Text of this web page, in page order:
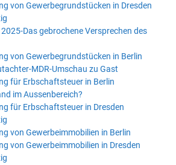
von Gewerbegrundstücken in Dresden
Das gebrochene Versprechen des
von Gewerbegrundstücken in Berlin
MDR-Umschau zu Gast
für Erbschaftsteuer in Berlin
im Aussenbereich?
für Erbschaftsteuer in Dresden
von Gewerbeimmobilien in Berlin
von Gewerbeimmobilien in Dresden